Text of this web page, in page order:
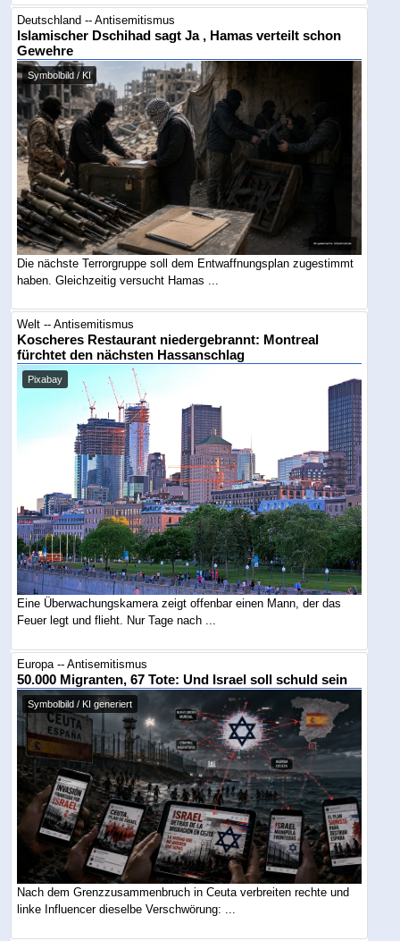
Deutschland -- Antisemitismus
Islamischer Dschihad sagt Ja , Hamas verteilt schon
Gewehre
Symbolbild / KI
Die nächste Terrorgruppe soll dem Entwaffnungsplan zugestimmt
haben. Gleichzeitig versucht Hamas ...
Welt -- Antisemitismus
Koscheres Restaurant niedergebrannt: Montreal
fürchtet den nächsten Hassanschlag
Pixabay
Eine Überwachungskamera zeigt offenbar einen Mann, der das
Feuer legt und flieht. Nur Tage nach ...
Europa -- Antisemitismus
50.000 Migranten, 67 Tote: Und Israel soll schuld sein
Symbolbild / KI generiert
Nach dem Grenzzusammenbruch in Ceuta verbreiten rechte und
linke Influencer dieselbe Verschwörung: ...